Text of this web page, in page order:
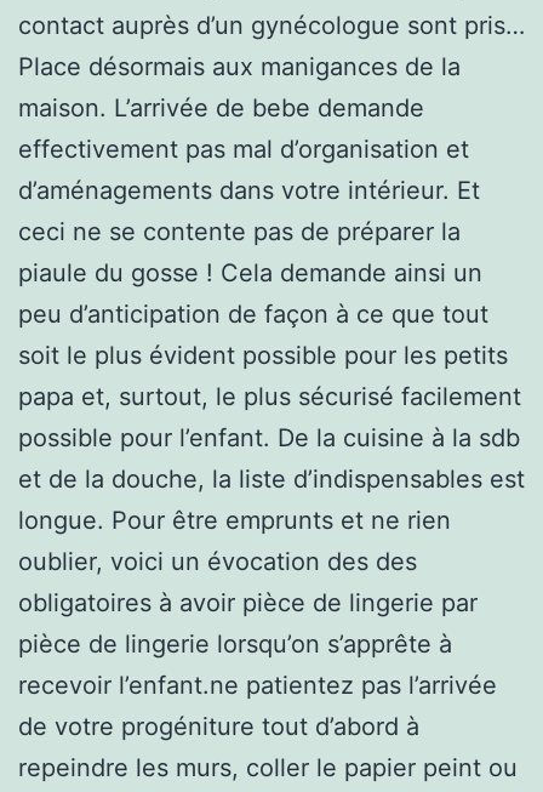
contact auprès d’un gynécologue sont pris…
Place désormais aux manigances de la
maison. L’arrivée de bebe demande
effectivement pas mal d’organisation et
d’aménagements dans votre intérieur. Et
ceci ne se contente pas de préparer la
piaule du gosse ! Cela demande ainsi un
peu d’anticipation de façon à ce que tout
soit le plus évident possible pour les petits
papa et, surtout, le plus sécurisé facilement
possible pour l’enfant. De la cuisine à la sdb
et de la douche, la liste d’indispensables est
longue. Pour être emprunts et ne rien
oublier, voici un évocation des des
obligatoires à avoir pièce de lingerie par
pièce de lingerie lorsqu’on s’apprête à
recevoir l’enfant.ne patientez pas l’arrivée
de votre progéniture tout d’abord à
repeindre les murs, coller le papier peint ou